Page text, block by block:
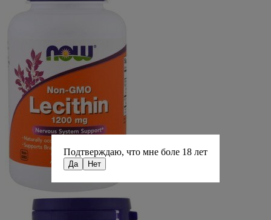
Подтверждаю, что мне боле 18 лет
Да Нет